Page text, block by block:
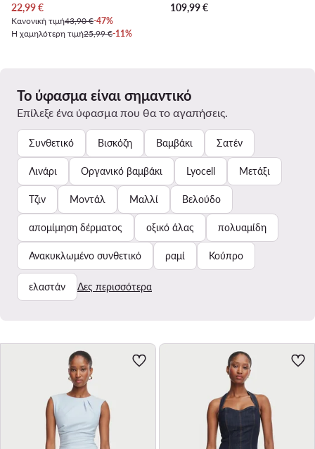
Τρέχουσα τιμή
22,99€
Κανονική τιμή43,90 €-47%
Η χαμηλότερη τιμή25,99 €-11%
109,99€
Το ύφασμα είναι σημαντικό
Επίλεξε ένα ύφασμα που θα το αγαπήσεις.
Συνθετικό Βισκόζη Βαμβάκι Σατέν
Λινάρι Οργανικό βαμβάκι Lyocell Μετάξι
Τζιν Μοντάλ Μαλλί Βελούδο
απομίμηση δέρματος οξικό άλας πολυαμίδη
Ανακυκλωμένο συνθετικό ραμί Κούπρο
ελαστάν Δες περισσότερα